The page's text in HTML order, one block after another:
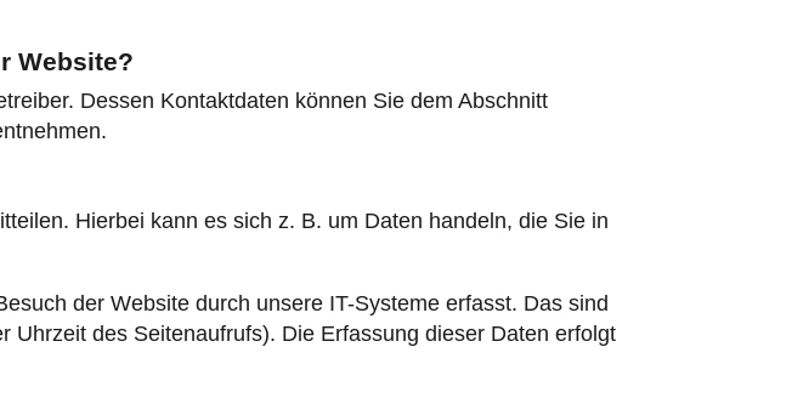
Website?
Dessen Kontaktdaten können Sie dem Abschnitt
Hierbei kann es sich z. B. um Daten handeln, die Sie in
der Website durch unsere IT-Systeme erfasst. Das sind
des Seitenaufrufs). Die Erfassung dieser Daten erfolgt